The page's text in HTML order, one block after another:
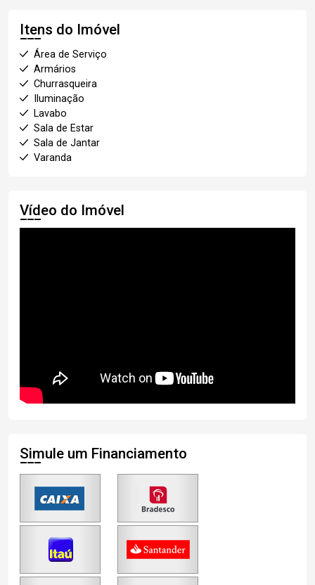
Itens do Imóvel
Área de Serviço
Armários
Churrasqueira
Iluminação
Lavabo
Sala de Estar
Sala de Jantar
Varanda
Vídeo do Imóvel
Simule um Financiamento